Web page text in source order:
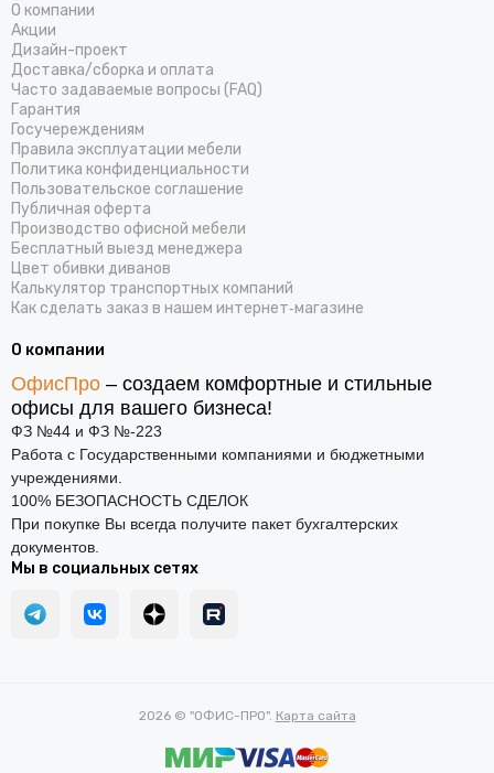
О компании
Акции
Дизайн-проект
Доставка/cборка и оплата
Часто задаваемые вопросы (FAQ)
Гарантия
Госучереждениям
Правила эксплуатации мебели
Политика конфиденциальности
Пользовательское соглашение
Публичная оферта
Производство офисной мебели
Бесплатный выезд менеджера
Цвет обивки диванов
Калькулятор транспортных компаний
Как сделать заказ в нашем интернет‑магазине
О компании
ОфисПро – создаем комфортные и стильные
офисы для вашего бизнеса!
ФЗ №44 и ФЗ №-223
Работа с Государственными компаниями и бюджетными
учреждениями.
100% БЕЗОПАСНОСТЬ СДЕЛОК
При покупке Вы всегда получите пакет бухгалтерских
документов.
Мы в социальных сетях
2026 © "ОФИС-ПРО". Карта сайта